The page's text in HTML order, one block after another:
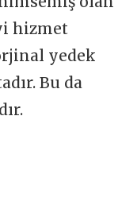
hizmet
yedek
Bu da